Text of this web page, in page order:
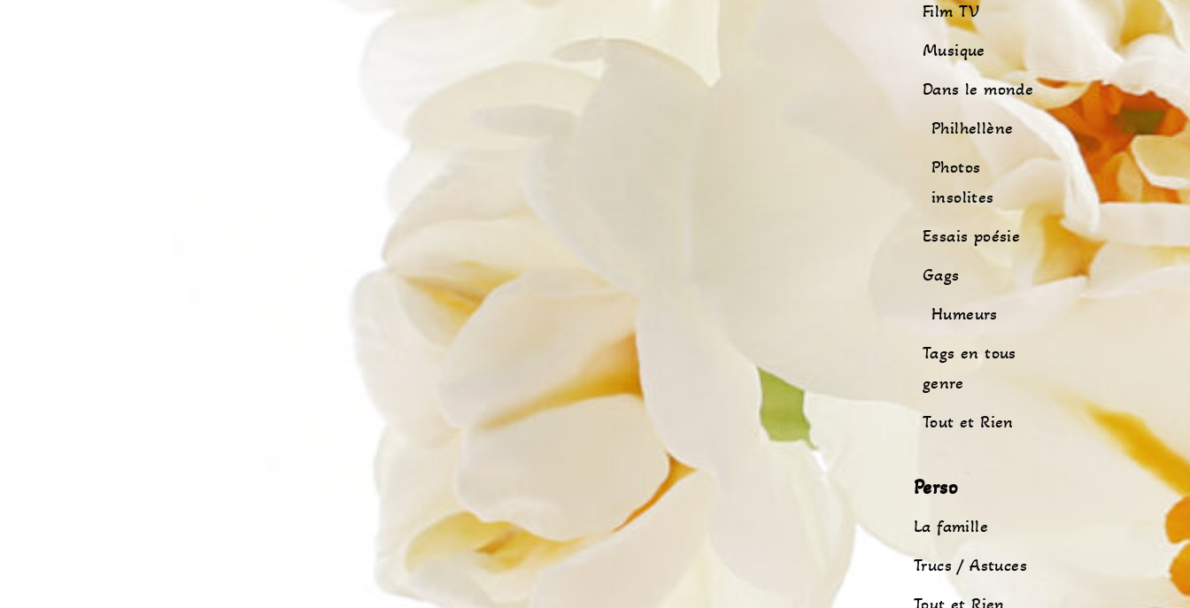
Film TV
Musique
Dans le monde
Philhellène
Photos
insolites
Essais poésie
Gags
Humeurs
Tags en tous
genre
Tout et Rien
Perso
La famille
Trucs / Astuces